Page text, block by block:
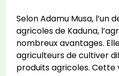
Selon Adamu Musa, l’un
agricoles de Kaduna,
nombreux avantages.
agriculteurs de cultiver
produits agricoles.